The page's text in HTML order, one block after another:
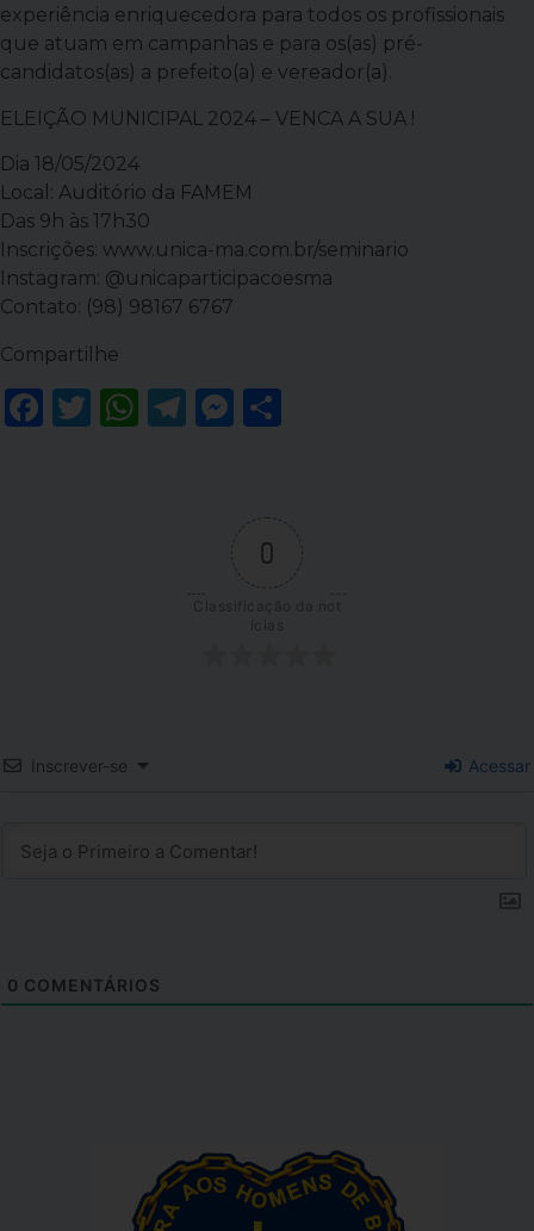
experiência enriquecedora para todos os profissionais
que atuam em campanhas e para os(as) pré-
candidatos(as) a prefeito(a) e vereador(a).
ELEIÇÃO MUNICIPAL 2024 – VENCA A SUA !
Dia 18/05/2024
Local: Auditório da FAMEM
Das 9h às 17h30
Inscrições: www.unica-ma.com.br/seminario
Instagram: @unicaparticipacoesma
Contato: (98) 98167 6767
Compartilhe
Facebook
Twitter
WhatsApp
Telegram
Messenger
0
Classificação da not
Inscrever-se Acessar
0 COMENTÁRIOS